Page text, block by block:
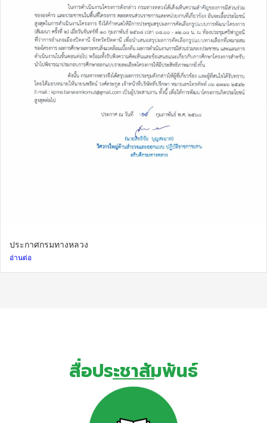
ประกาศกรมทางหลวง
อ่านต่อ
สื่อประชาสัมพันธ์